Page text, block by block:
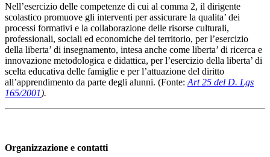
Nell’esercizio delle competenze di cui al comma 2, il dirigente
scolastico promuove gli interventi per assicurare la qualita’ dei
processi formativi e la collaborazione delle risorse culturali,
professionali, sociali ed economiche del territorio, per l’esercizio
della liberta’ di insegnamento, intesa anche come liberta’ di ricerca e
innovazione metodologica e didattica, per l’esercizio della liberta’ di
scelta educativa delle famiglie e per l’attuazione del diritto
all’apprendimento da parte degli alunni. (Fonte: Art 25 del D. Lgs
165/2001).
Organizzazione e contatti